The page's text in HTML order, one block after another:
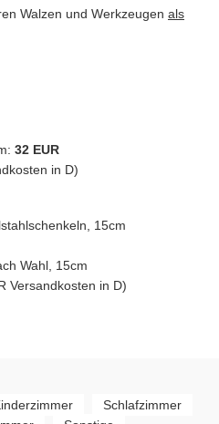
Walzen und Werkzeugen als
32 EUR
in D)
15cm
Wahl, 15cm
Versandkosten in D)
Schlafzimmer